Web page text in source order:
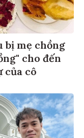
bị mẹ chồng
cho đến
của cô